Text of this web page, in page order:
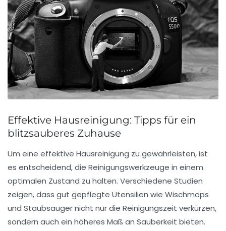
Effektive Hausreinigung: Tipps für ein
blitzsauberes Zuhause
Um eine effektive Hausreinigung zu gewährleisten, ist
es entscheidend, die Reinigungswerkzeuge in einem
optimalen Zustand zu halten. Verschiedene Studien
zeigen, dass gut gepflegte Utensilien wie Wischmops
und Staubsaugernicht nur die Reinigungszeit verkürzen,
sondern auch ein höheres Maß an Sauberkeit bieten.